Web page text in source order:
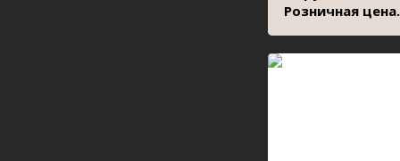
Розничная цена.